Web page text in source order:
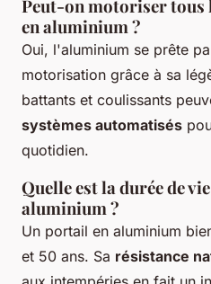
Peut-on motoriser tous
en aluminium ?
Oui, l'aluminium se prête
motorisation grâce à sa
battants et coulissants
systèmes automatisés
quotidien.
Quelle est la durée de
aluminium ?
Un portail en aluminium
et 50 ans. Sa résistance